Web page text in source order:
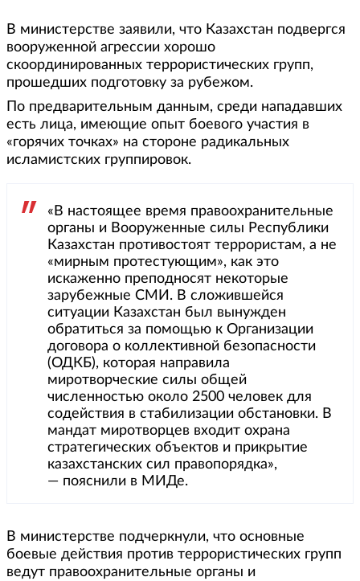
В министерстве заявили, что Казахстан подвергся
вооруженной агрессии хорошо
скоординированных террористических групп,
прошедших подготовку за рубежом.
По предварительным данным, среди нападавших
есть лица, имеющие опыт боевого участия в
«горячих точках» на стороне радикальных
исламистских группировок.
«В настоящее время правоохранительные
органы и Вооруженные силы Республики
Казахстан противостоят террористам, а не
«мирным протестующим», как это
искаженно преподносят некоторые
зарубежные СМИ. В сложившейся
ситуации Казахстан был вынужден
обратиться за помощью к Организации
договора о коллективной безопасности
(ОДКБ), которая направила
миротворческие силы общей
численностью около 2500 человек для
содействия в стабилизации обстановки. В
мандат миротворцев входит охрана
стратегических объектов и прикрытие
казахстанских сил правопорядка»,
— пояснили в МИДе.
В министерстве подчеркнули, что основные
боевые действия против террористических групп
ведут правоохранительные органы и